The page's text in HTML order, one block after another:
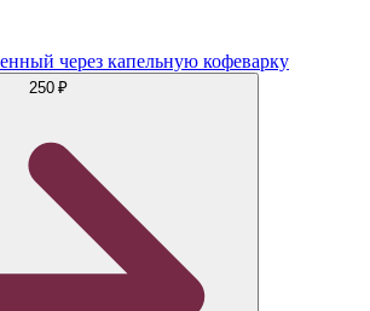
через капельную кофеварку
250 ₽